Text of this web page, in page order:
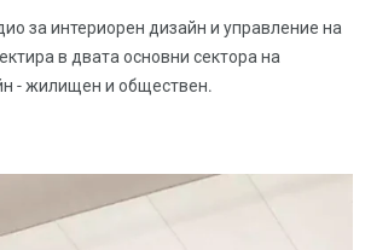
за интериорен дизайн и управление на
в двата основни сектора на
- жилищен и обществен.